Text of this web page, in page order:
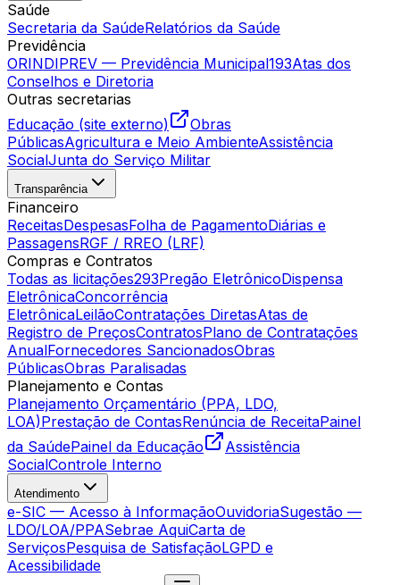
Saúde
Secretaria da SaúdeRelatórios da Saúde
Previdência
ORINDIPREV — Previdência Municipal193Atas dos
Conselhos e Diretoria
Outras secretarias
Educação (site externo)
Obras
PúblicasAgricultura e Meio AmbienteAssistência
SocialJunta do Serviço Militar
Transparência
Financeiro
ReceitasDespesasFolha de PagamentoDiárias e
PassagensRGF / RREO (LRF)
Compras e Contratos
Todas as licitações293Pregão EletrônicoDispensa
EletrônicaConcorrência
EletrônicaLeilãoContratações DiretasAtas de
Registro de PreçosContratosPlano de Contratações
AnualFornecedores SancionadosObras
PúblicasObras Paralisadas
Planejamento e Contas
Planejamento Orçamentário (PPA, LDO,
LOA)Prestação de ContasRenúncia de ReceitaPainel
da SaúdePainel da Educação
Assistência
SocialControle Interno
Atendimento
e-SIC — Acesso à InformaçãoOuvidoriaSugestão —
LDO/LOA/PPASebrae AquiCarta de
ServiçosPesquisa de SatisfaçãoLGPD e
Acessibilidade